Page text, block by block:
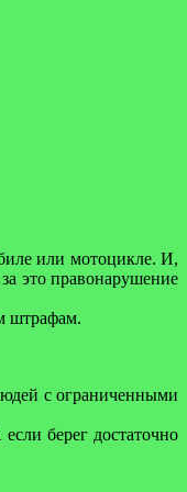
или мотоцикле. И,
это правонарушение
штрафам.
с ограниченными
берег достаточно